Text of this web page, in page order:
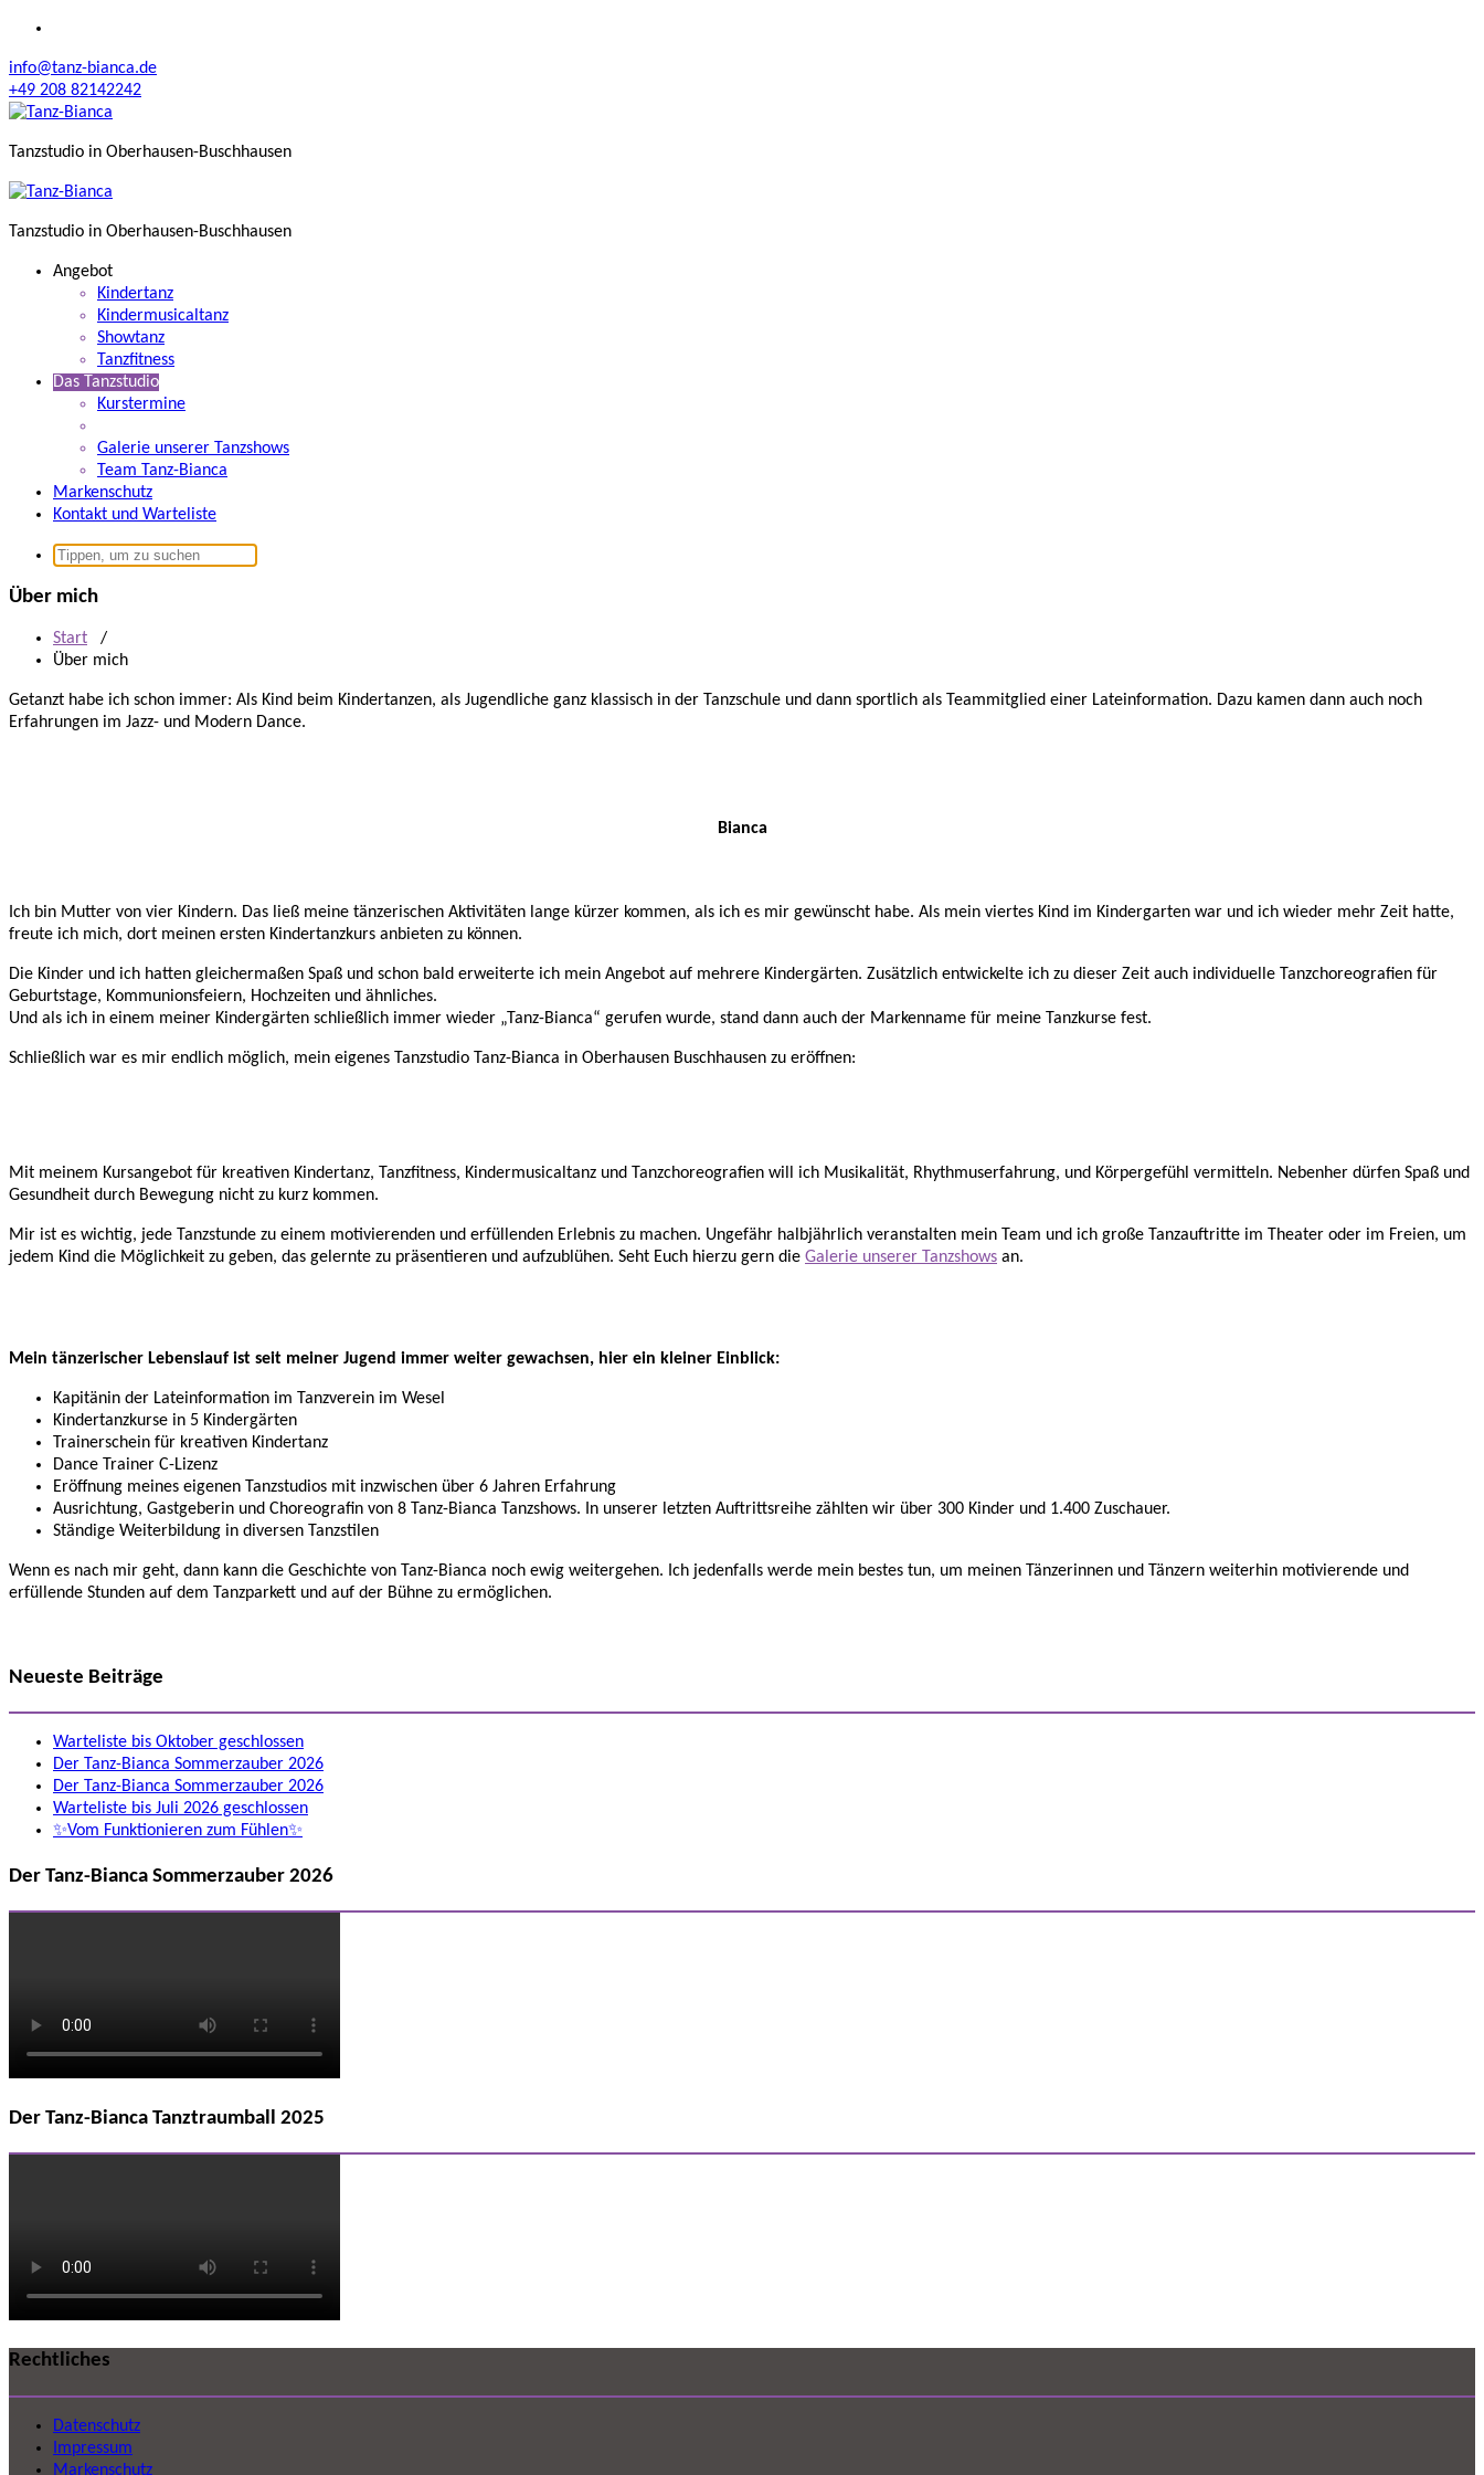
Zum
springen
info@tanz-bianca.de
+49 208 82142242
Tanzstudio in Oberhausen-Buschhausen
Tanzstudio in Oberhausen-Buschhausen
Angebot
Kindertanz
Kindermusicaltanz
Showtanz
Tanzfitness
Das Tanzstudio
Kurstermine
Galerie unserer Tanzshows
Team Tanz-Bianca
Markenschutz
Kontakt und Warteliste
Suchen
Über mich
Start /
Über mich
Getanzt habe ich schon immer: Als Kind beim Kindertanzen, als Jugendliche ganz klassisch in der Tanzschule und dann sportlich als Teammitglied einer Lateinformation. Dazu kamen dann auch noch
Erfahrungen im Jazz- und Modern Dance.
Bianca
Ich bin Mutter von vier Kindern. Das ließ meine tänzerischen Aktivitäten lange kürzer kommen, als ich es mir gewünscht habe. Als mein viertes Kind im Kindergarten war und ich wieder mehr Zeit hatte,
freute ich mich, dort meinen ersten Kindertanzkurs anbieten zu können.
Die Kinder und ich hatten gleichermaßen Spaß und schon bald erweiterte ich mein Angebot auf mehrere Kindergärten. Zusätzlich entwickelte ich zu dieser Zeit auch individuelle Tanzchoreografien für
Geburtstage, Kommunionsfeiern, Hochzeiten und ähnliches.
Und als ich in einem meiner Kindergärten schließlich immer wieder „Tanz-Bianca“ gerufen wurde, stand dann auch der Markenname für meine Tanzkurse fest.
Schließlich war es mir endlich möglich, mein eigenes Tanzstudio Tanz-Bianca in Oberhausen Buschhausen zu eröffnen:
Mit meinem Kursangebot für kreativen Kindertanz, Tanzfitness, Kindermusicaltanz und Tanzchoreografien will ich Musikalität, Rhythmuserfahrung, und Körpergefühl vermitteln. Nebenher dürfen Spaß und
Gesundheit durch Bewegung nicht zu kurz kommen.
Mir ist es wichtig, jede Tanzstunde zu einem motivierenden und erfüllenden Erlebnis zu machen. Ungefähr halbjährlich veranstalten mein Team und ich große Tanzauftritte im Theater oder im Freien, um
jedem Kind die Möglichkeit zu geben, das gelernte zu präsentieren und aufzublühen. Seht Euch hierzu gern die Galerie unserer Tanzshows an.
Mein tänzerischer Lebenslauf ist seit meiner Jugend immer weiter gewachsen, hier ein kleiner Einblick:
Kapitänin der Lateinformation im Tanzverein im Wesel
Kindertanzkurse in 5 Kindergärten
Trainerschein für kreativen Kindertanz
Dance Trainer C-Lizenz
Eröffnung meines eigenen Tanzstudios mit inzwischen über 6 Jahren Erfahrung
Ausrichtung, Gastgeberin und Choreografin von 8 Tanz-Bianca Tanzshows. In unserer letzten Auftrittsreihe zählten wir über 300 Kinder und 1.400 Zuschauer.
Ständige Weiterbildung in diversen Tanzstilen
Wenn es nach mir geht, dann kann die Geschichte von Tanz-Bianca noch ewig weitergehen. Ich jedenfalls werde mein bestes tun, um meinen Tänzerinnen und Tänzern weiterhin motivierende und
erfüllende Stunden auf dem Tanzparkett und auf der Bühne zu ermöglichen.
Neueste Beiträge
Warteliste bis Oktober geschlossen
Der Tanz-Bianca Sommerzauber 2026
Der Tanz-Bianca Sommerzauber 2026
Warteliste bis Juli 2026 geschlossen
✨Vom Funktionieren zum Fühlen✨
Der Tanz-Bianca Sommerzauber 2026
Der Tanz-Bianca Tanztraumball 2025
Rechtliches
Datenschutz
Impressum
Markenschutz